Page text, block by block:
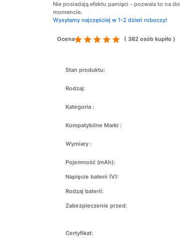
Nie posiadają efektu pamięci - pozwala to na
momencie.
Wysyłamy najczęściej w 1-2 dzień roboczy!
Ocena ( 382 osób kupiło )
Stan produktu:
Rodzaj:
Kategoria :
Kompatybilne Marki :
Wymiary :
Pojemność (mAh):
Napięcie baterii (V):
Rodzaj baterii:
Zabezpieczenie przed:
Certyfikat: